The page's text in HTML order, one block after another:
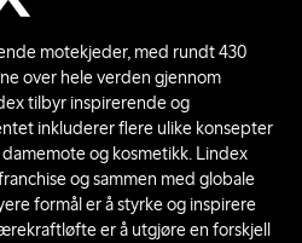
motekjeder, med rundt 430
over hele verden gjennom
tilbyr inspirerende og
inkluderer flere ulike konsepter
og kosmetikk. Lindex
og sammen med globale
formål er å styrke og inspirere
er å utgjøre en forskjell